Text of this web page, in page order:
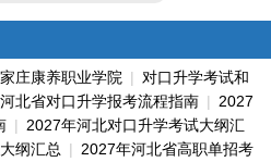
庄康养职业学院 | 对口升学考试和
北省对口升学报考流程指南 | 2027
| 2027年河北对口升学考试大纲汇
纲汇总 | 2027年河北省高职单招考